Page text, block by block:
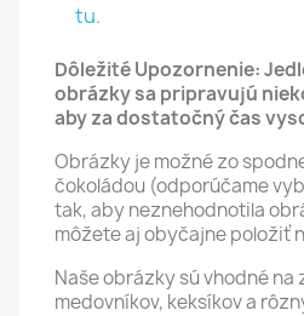
tu.
Dôležité Upozornenie:
obrázky sa pripravujú
aby za dostatočný čas
Obrázky je možné zo
čokoládou (odporúčame
tak, aby neznehodnotila
môžete aj obyčajne položiť
Naše obrázky sú vhodné na
medovníkov, keksíkov a